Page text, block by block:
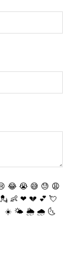
😂 😭 😅 😓 😩
💂 👶 ❤ 💔 💕 💘
☀️ 🌤 🌦 🌧 🌜